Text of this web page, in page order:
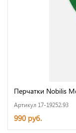
Перчатки Nobilis
Артикул 17-19252.93
990 руб.